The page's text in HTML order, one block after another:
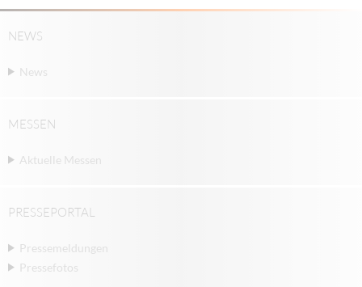
NEWS
News
MESSEN
Aktuelle Messen
PRESSEPORTAL
Pressemeldungen
Pressefotos